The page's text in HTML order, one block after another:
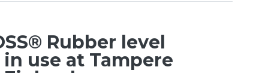
Rubber level
use at Tampere